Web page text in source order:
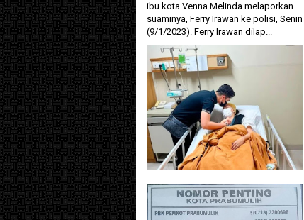
ibu kota Venna Melinda melaporkan
suaminya, Ferry Irawan ke polisi, Senin
(9/1/2023). Ferry Irawan dilap...